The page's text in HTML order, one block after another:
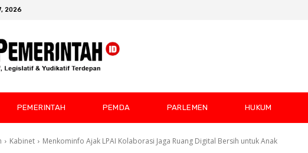
2026
PEMERINTAH PEMDA PARLEMEN HUKUM
Kabinet Menkominfo Ajak LPAI Kolaborasi Jaga Ruang Digital Bersih untuk Anak